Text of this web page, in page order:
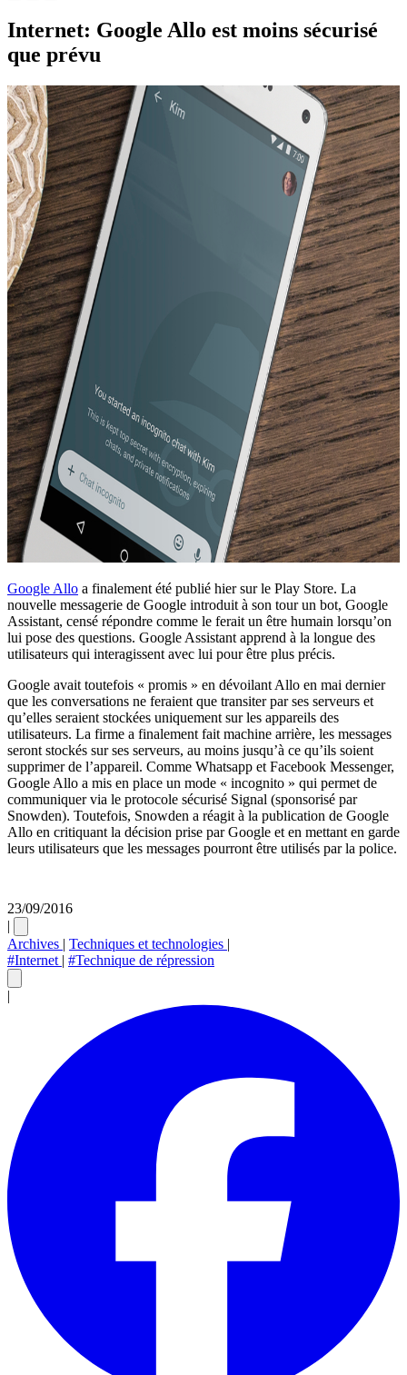
Internet: Google Allo est moins sécurisé
que prévu
Google Allo a finalement été publié hier sur le Play Store. La
nouvelle messagerie de Google introduit à son tour un bot, Google
Assistant, censé répondre comme le ferait un être humain lorsqu’on
lui pose des questions. Google Assistant apprend à la longue des
utilisateurs qui interagissent avec lui pour être plus précis.
Google avait toutefois « promis » en dévoilant Allo en mai dernier
que les conversations ne feraient que transiter par ses serveurs et
qu’elles seraient stockées uniquement sur les appareils des
utilisateurs. La firme a finalement fait machine arrière, les messages
seront stockés sur ses serveurs, au moins jusqu’à ce qu’ils soient
supprimer de l’appareil. Comme Whatsapp et Facebook Messenger,
Google Allo a mis en place un mode « incognito » qui permet de
communiquer via le protocole sécurisé Signal (sponsorisé par
Snowden). Toutefois, Snowden a réagit à la publication de Google
Allo en critiquant la décision prise par Google et en mettant en garde
leurs utilisateurs que les messages pourront être utilisés par la police.
Charger le post
En cliquant, vous acceptez le chargement de contenu depuis un
service externe.
23/09/2016
|
Archives | Techniques et technologies |
#Internet | #Technique de répression
|